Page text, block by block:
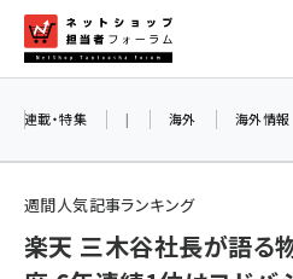
ン
ネットショ
amazon (2259)
連載・特集 | 海外 海外情報
週間人気記事ランキング
楽天 三木谷社長が語る